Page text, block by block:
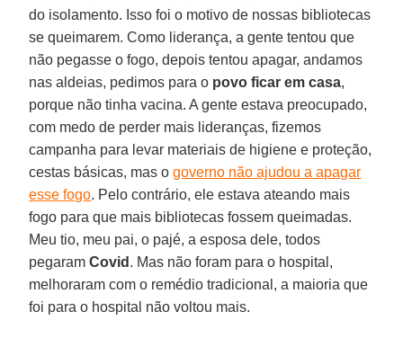
do isolamento. Isso foi o motivo de nossas bibliotecas
se queimarem. Como liderança, a gente tentou que
não pegasse o fogo, depois tentou apagar, andamos
nas aldeias, pedimos para o povo ficar em casa,
porque não tinha vacina. A gente estava preocupado,
com medo de perder mais lideranças, fizemos
campanha para levar materiais de higiene e proteção,
cestas básicas, mas ogoverno não ajudou a apagar
esse fogo. Pelo contrário, ele estava ateando mais
fogo para que mais bibliotecas fossem queimadas.
Meu tio, meu pai, o pajé, a esposa dele, todos
pegaramCovid . Mas não foram para o hospital,
melhoraram com o remédio tradicional, a maioria que
foi para o hospital não voltou mais.